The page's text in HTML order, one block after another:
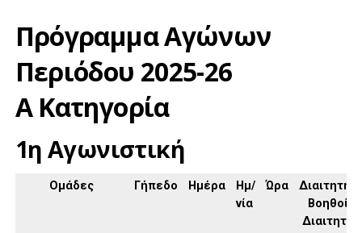
Πρόγραμμα Αγώνων
Περιόδου 2025-26
Α Κατηγορία
1η Αγωνιστική
Ομάδες Γήπεδο Ημέρα
Ημ/
νία
Ώρα
Διαιτητής,
Βοηθοί
Διαιτητή